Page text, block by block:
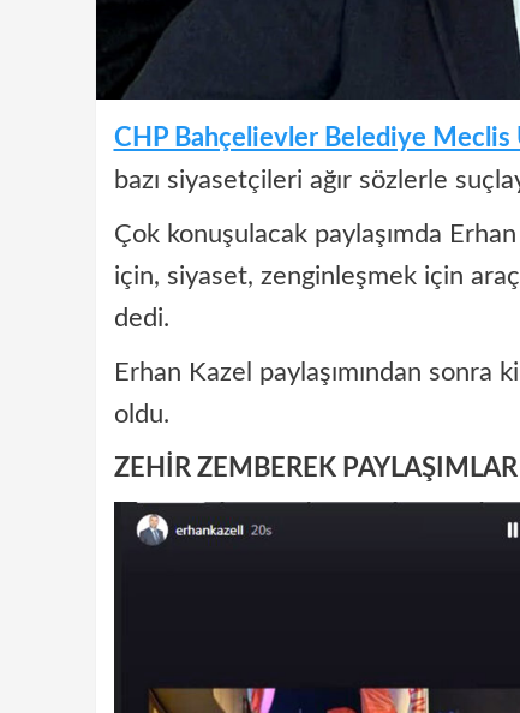
CHP Bahçelievler Belediye Meclis
bazı siyasetçileri ağır sözlerle
Çok konuşulacak paylaşımda
için, siyaset, zenginleşmek için araç
dedi.
Erhan Kazel paylaşımından sonra
oldu.
ZEHİR ZEMBEREK PAYLAŞIMLAR